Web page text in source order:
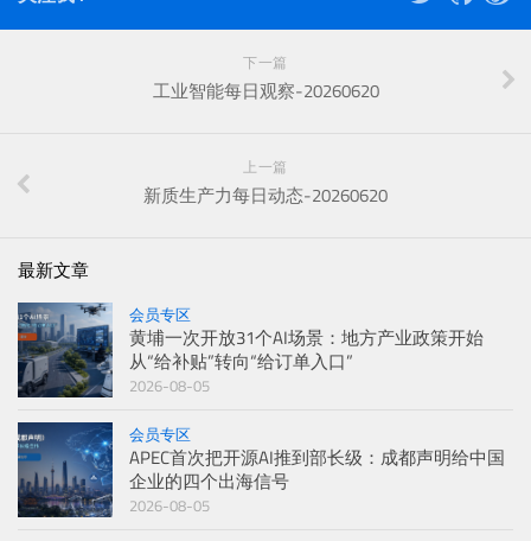
下一篇
工业智能每日观察-20260620
上一篇
新质生产力每日动态-20260620
最新文章
会员专区
黄埔一次开放31个AI场景：地方产业政策开始
从“给补贴”转向“给订单入口”
2026-08-05
会员专区
APEC首次把开源AI推到部长级：成都声明给中国
企业的四个出海信号
2026-08-05